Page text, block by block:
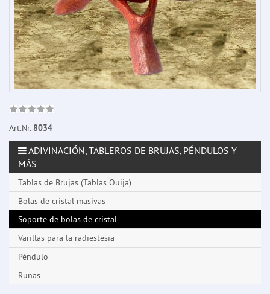
Art.Nr. 8034
ADIVINACIÓN, TABLEROS DE BRUJAS, PÉNDULOS Y
MÁS
Tablas de Brujas (Tablas Ouija)
Bolas de cristal masivas
Soporte de bolas de cristal
Varillas para la radiestesia
Péndulo
Runas